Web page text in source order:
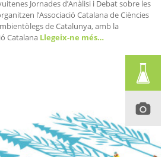
Jornades d’Anàlisi i Debat sobre les
l’Associació Catalana de Ciències
de Catalunya, amb la
Catalana Llegeix-ne més…